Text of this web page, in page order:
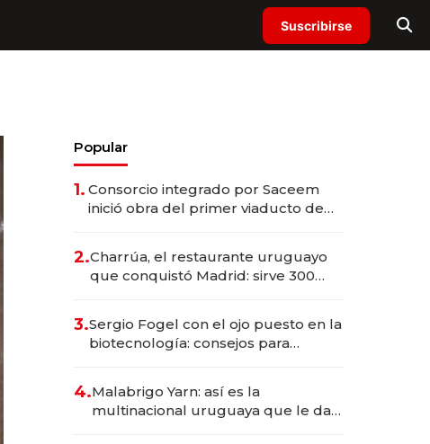
Suscribirse
Popular
1. Consorcio integrado por Saceem
inició obra del primer viaducto de
millones
2.Charrúa, el restaurante uruguayo
que conquistó Madrid: sirve 300
prepara apertura
3.Sergio Fogel con el ojo puesto en la
biotecnología: consejos para
4.Malabrigo Yarn: así es la
multinacional uruguaya que le da